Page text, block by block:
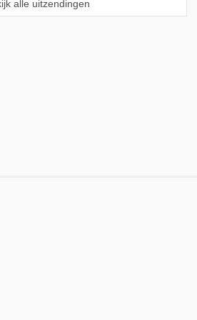
alle uitzendingen